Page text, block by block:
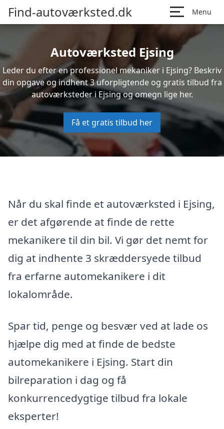
Find-autoværksted.dk Menu
Autoværksted Ejsing
Leder du efter en professionel mekaniker i Ejsing? Beskriv
din opgave og indhent 3 uforpligtende og gratis tilbud fra
autoværksteder i Ejsing og omegn lige her.
Få et gratis tilbud her
Når du skal finde et autoværksted i Ejsing,
er det afgørende at finde de rette
mekanikere til din bil. Vi gør det nemt for
dig at indhente 3 skræddersyede tilbud
fra erfarne automekanikere i dit
lokalområde.
Spar tid, penge og besvær ved at lade os
hjælpe dig med at finde de bedste
automekanikere i Ejsing. Start din
bilreparation i dag og få
konkurrencedygtige tilbud fra lokale
eksperter!